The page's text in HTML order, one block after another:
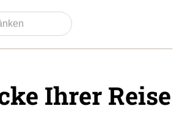
Ihrer Reise